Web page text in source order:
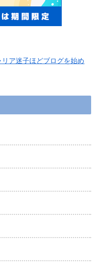
ア迷子ほどブログを始め